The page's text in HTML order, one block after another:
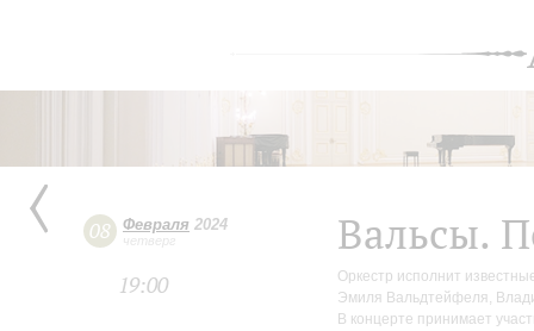
08 Февраля 2024
четверг
19:00
Вальсы.
Оркестр исполнит
Эмиля Вальдтейфеля,
В концерте принимает